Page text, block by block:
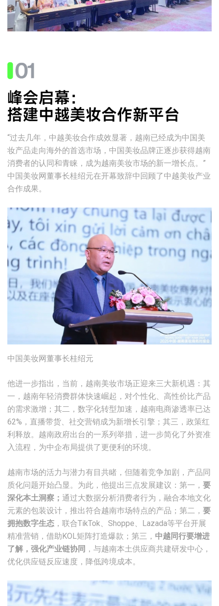
“过去几年，中越美妆合作成效显著，越南已经成为中国美
妆产品走向海外的首选市场，中国美妆品牌正逐步获得越南
消费者的认同和青睐，成为越南美妆市场的新一增长点。”
中国美妆网董事长桂绍元在开幕致辞中回顾了中越美妆产业
合作成果。
中国美妆网董事长桂绍元
他进一步指出，当前，越南美妆市场正迎来三大新机遇：其
一，越南年轻消费群体快速崛起，对个性化、高性价比产品
的需求激增；其二，数字化转型加速，越南电商渗透率已达
62%，直播带货、社交营销成为新增长引擎；其三，政策红
利释放。越南政府出台的一系列举措，进一步简化了外资准
入流程，为中企布局提供了更便利的环境。
越南市场的活力与潜力有目共睹，但随着竞争加剧，产品同
质化问题开始凸显。为此，他提出三点发展建议：第一， 要
深化本土洞察； 通过大数据分析消费者行为，融合本地文化
元素的包装设计，推出符合越南巿场特点的产品；第二， 要
拥抱数字生态 ，联合TikTok、Shoppe、Lazada等平台开展
精准营销，借助KOL矩阵打造爆款；第三， 中越同行要增进
了解，强化产业链协同 ，与越南本土供应商共建研发中心，
优化供应链反应速度，降低跨境成本。